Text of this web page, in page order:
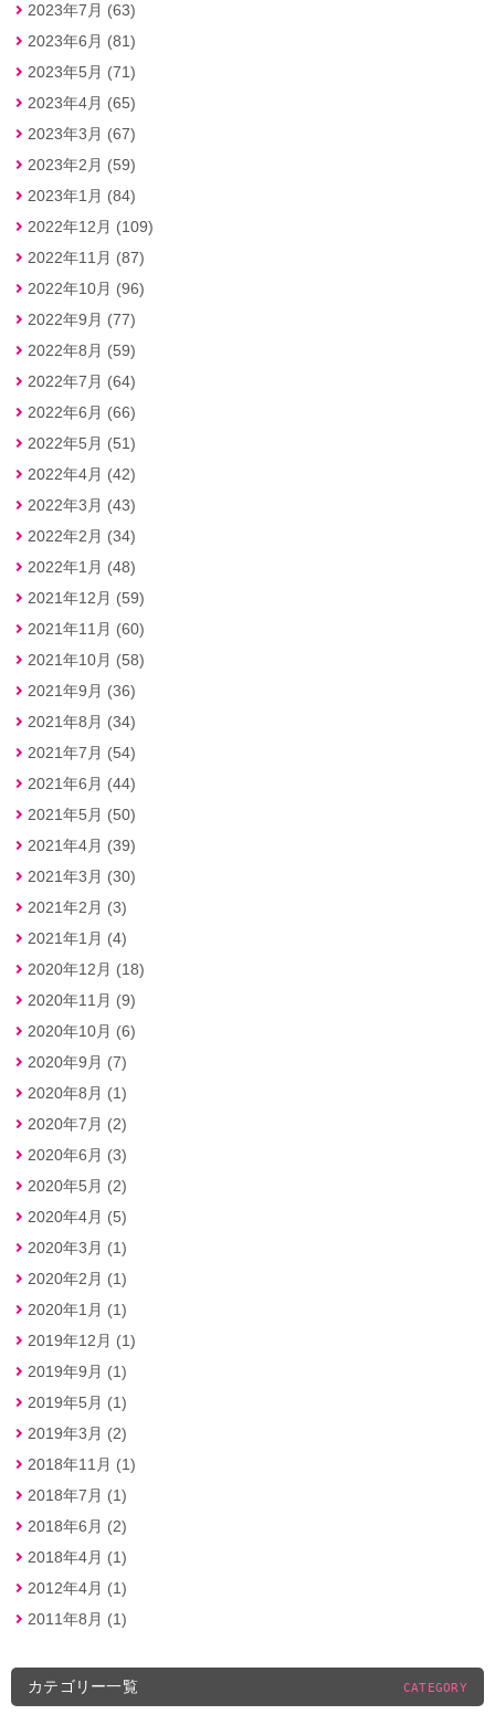
2023年7月 (63)
2023年6月 (81)
2023年5月 (71)
2023年4月 (65)
2023年3月 (67)
2023年2月 (59)
2023年1月 (84)
2022年12月 (109)
2022年11月 (87)
2022年10月 (96)
2022年9月 (77)
2022年8月 (59)
2022年7月 (64)
2022年6月 (66)
2022年5月 (51)
2022年4月 (42)
2022年3月 (43)
2022年2月 (34)
2022年1月 (48)
2021年12月 (59)
2021年11月 (60)
2021年10月 (58)
2021年9月 (36)
2021年8月 (34)
2021年7月 (54)
2021年6月 (44)
2021年5月 (50)
2021年4月 (39)
2021年3月 (30)
2021年2月 (3)
2021年1月 (4)
2020年12月 (18)
2020年11月 (9)
2020年10月 (6)
2020年9月 (7)
2020年8月 (1)
2020年7月 (2)
2020年6月 (3)
2020年5月 (2)
2020年4月 (5)
2020年3月 (1)
2020年2月 (1)
2020年1月 (1)
2019年12月 (1)
2019年9月 (1)
2019年5月 (1)
2019年3月 (2)
2018年11月 (1)
2018年7月 (1)
2018年6月 (2)
2018年4月 (1)
2012年4月 (1)
2011年8月 (1)
カテゴリー一覧 CATEGORY